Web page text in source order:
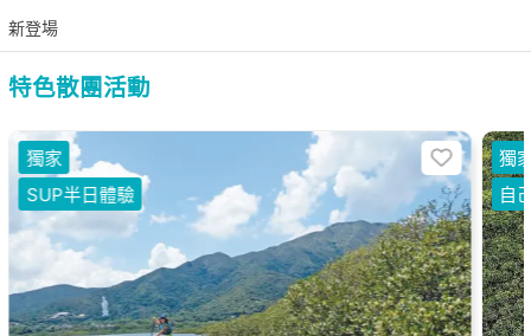
新登場
特色散團活動
獨家
SUP半日體驗
獨
自